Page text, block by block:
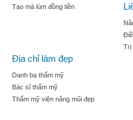
Tạo mà lúm đồng tiền
Trị
Địa chỉ làm đẹp
Danh bạ thẩm mỹ
Bác sĩ thẩm mỹ
Thẩm mỹ viện nâng mũi đẹp